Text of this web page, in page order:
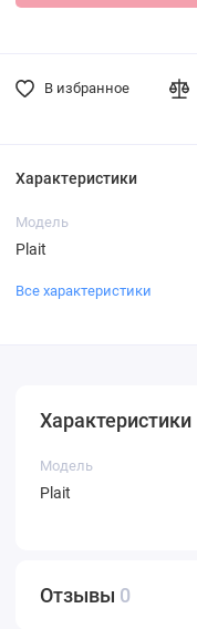
В избранное
Характеристики
Модель
Plait
Все характеристики
Характеристики
Модель
Plait
Отзывы 0